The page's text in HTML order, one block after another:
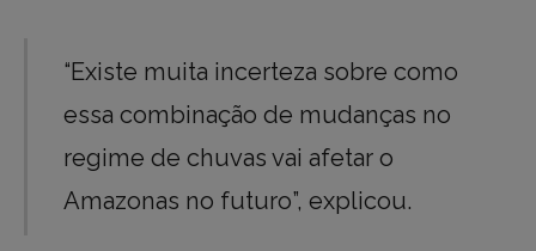
“Existe muita incerteza sobre como
essa combinação de mudanças no
regime de chuvas vai afetar o
Amazonas no futuro”, explicou.